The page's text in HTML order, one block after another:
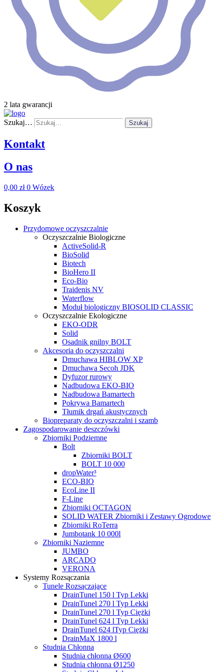
2 lata gwarancji
Szukaj… Szukaj
Kontakt
O nas
0,00 zł 0 Wózek
Koszyk
Przydomowe oczyszczalnie
Oczyszczalnie Biologiczne
ActiveSolid-R
BioSolid
Biotech
BioHero II
Eco-Bio
Traidenis NV
Waterflow
Moduł biologiczny BIOSOLID CLASSIC
Oczyszczalnie Ekologiczne
EKO-ODR
Solid
Osadnik gnilny BOLT
Akcesoria do oczyszczalni
Dmuchawa HIBLOW XP
Dmuchawa Secoh JDK
Dyfuzor rurowy
Nadbudowa EKO-BIO
Nadbudowa Bamartech
Pokrywa Bamartech
Tłumik drgań akustycznych
Biopreparaty do oczyszczalni i szamb
Zagospodarowanie deszczówki
Zbiorniki Podziemne
Bolt
Zbiorniki BOLT
BOLT 10 000
dropWater³
ECO-BIO
EcoLine II
F-Line
Zbiorniki OCTAGON
SOLID WATER Zbiorniki i Zestawy Ogrodowe
Zbiorniki RoTerra
Jumbotank 10 000l
Zbiorniki Naziemne
JUMBO
ARCADO
VERONA
Systemy Rozsączania
Tunele Rozsączające
DrainTunel 150 l Typ Lekki
DrainTunel 270 l Typ Lekki
DrainTunel 270 l Typ Ciężki
DrainTunel 624 l Typ Lekki
DrainTunel 624 lTyp Ciężki
DrainMaX 1800 l
Studnia Chłonna
Studnia chłonna Ø600
Studnia chłonna Ø1250